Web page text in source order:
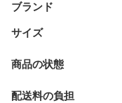
ブランド
サイズ
商品の状態
配送料の負担